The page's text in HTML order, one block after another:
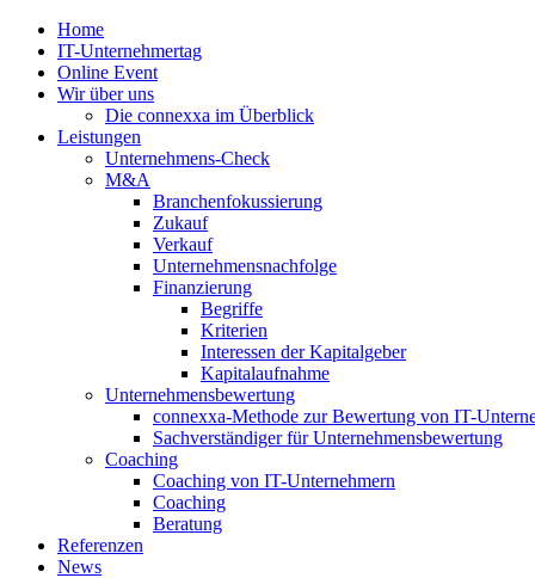
Home
IT-Unternehmertag
Online Event
Wir über uns
Die connexxa im Überblick
Leistungen
Unternehmens-Check
M&A
Branchenfokussierung
Zukauf
Verkauf
Unternehmensnachfolge
Finanzierung
Begriffe
Kriterien
Interessen der Kapitalgeber
Kapitalaufnahme
Unternehmensbewertung
connexxa-Methode zur Bewertung von IT-
Sachverständiger für Unternehmensbewertung
Coaching
Coaching von IT-Unternehmern
Coaching
Beratung
Referenzen
News